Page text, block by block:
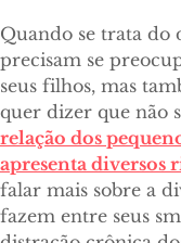
Quando se trata do
precisam se
seus filhos, mas
quer dizer que não
relação dos
apresenta diversos
falar mais sobre a
fazem entre seus